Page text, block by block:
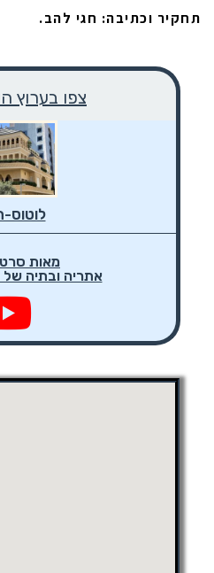
תחקיר וכתיבה: חגי להב.
צפו בערוץ
מאות
אתריה ובתיה